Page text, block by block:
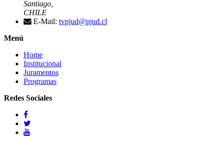
Santiago,
CHILE
E-Mail: tvpjud@pjud.cl
Menú
Home
Institucional
Juramentos
Programas
Redes Sociales